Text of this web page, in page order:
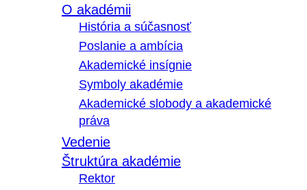
O akadémii
História a súčasnosť
Poslanie a ambícia
Akademické insígnie
Symboly akadémie
Akademické slobody a akademické
práva
Vedenie
Štruktúra akadémie
Rektor